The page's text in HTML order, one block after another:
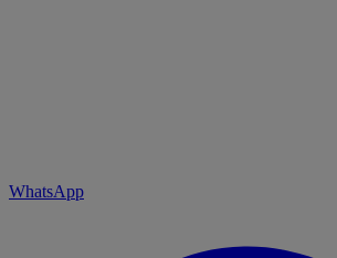
WhatsApp